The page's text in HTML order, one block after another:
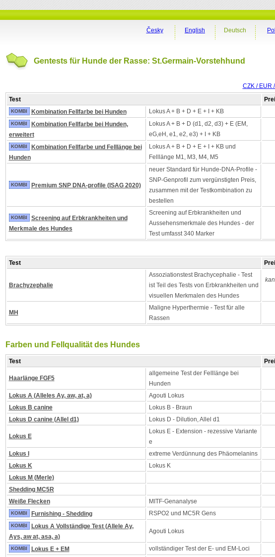
Deutsch
English
Česky
Gentests für Hunde der Rasse: St.Germain-Vorstehhund
CZK / EUR
Test
KOMBI Kombination Fellfarbe bei Hunden Lokus A + B + D + E + I + KB
KOMBI
Kombination Fellfarbe bei Hunden,
erweitert
Lokus A + B + D (d1, d2, d3) + E (EM,
eG,eH, e1, e2, e3) + I + KB
KOMBI
Kombination Fellfarbe und Felllänge bei
Hunden
Lokus A + B + D + E + I + KB und
Felllänge M1, M3, M4, M5
KOMBI Premium SNP DNA-profile (ISAG 2020)
neuer Standard für Hunde-DNA-Profile -
SNP-Genprofil zum vergünstigten Preis,
zusammen mit der Testkombination zu
bestellen
KOMBI
Screening auf Erbkrankheiten und
Merkmale des Hundes
Screening auf Erbkrankheiten und
Aussehensmerkmale des Hundes - der
Test umfasst 340 Marker
Test
Brachyzephalie
Assoziationstest Brachycephalie - Test
ist Teil des Tests von Erbkrankheiten und
visuellen Merkmalen des Hundes
MH
Maligne Hyperthermie - Test für alle
Rassen
Farben und Fellqualität des Hundes
Test
Haarlänge FGF5
allgemeine Test der Felllänge bei
Hunden
Lokus A (Alleles Ay, aw, at, a) Agouti Lokus
Lokus B canine
Lokus B - Braun
Lokus D canine (Allel d1)
Lokus D - Dilution, Allel d1
Lokus E
Lokus E - Extension - rezessive Variante
e
Lokus I extreme Verdünnung des Phäomelanins
Lokus K
Lokus K
Lokus M (Merle)
Shedding MC5R
Weiße Flecken
MITF-Genanalyse
KOMBI Furnishing - Shedding RSPO2 und MC5R Gens
KOMBI
Lokus A Vollständige Test (Allele Ay,
Ays, aw at, asa, a)
Agouti Lokus
KOMBI Lokus E + EM vollständiger Test der E- und EM-Loci